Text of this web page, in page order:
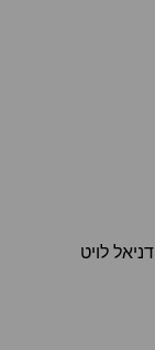
דניאל לויט